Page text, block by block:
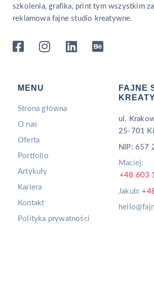
szkolenia, grafika, print tym wszystkim
reklamowa fajne studio kreatywne.
MENU
Strona główna
O nas
Oferta
Portfolio
Artykuły
Kariera
Kontakt
Polityka prywatności
FAJNE
ul.
25-701
NIP: 657
Maciej:
+48 603
Jakub: